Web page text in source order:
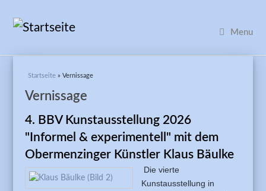
Menu
Sie sind hier
Startseite » Vernissage
Vernissage
4. BBV Kunstausstellung 2026
"Informel & experimentell" mit dem
Obermenzinger Künstler Klaus Bäulke
Die vierte
Kunstausstellung in